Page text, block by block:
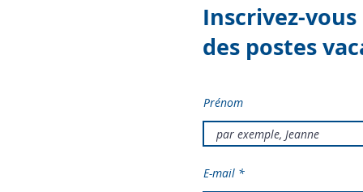
Inscrivez-
des postes
Prénom
E-mail